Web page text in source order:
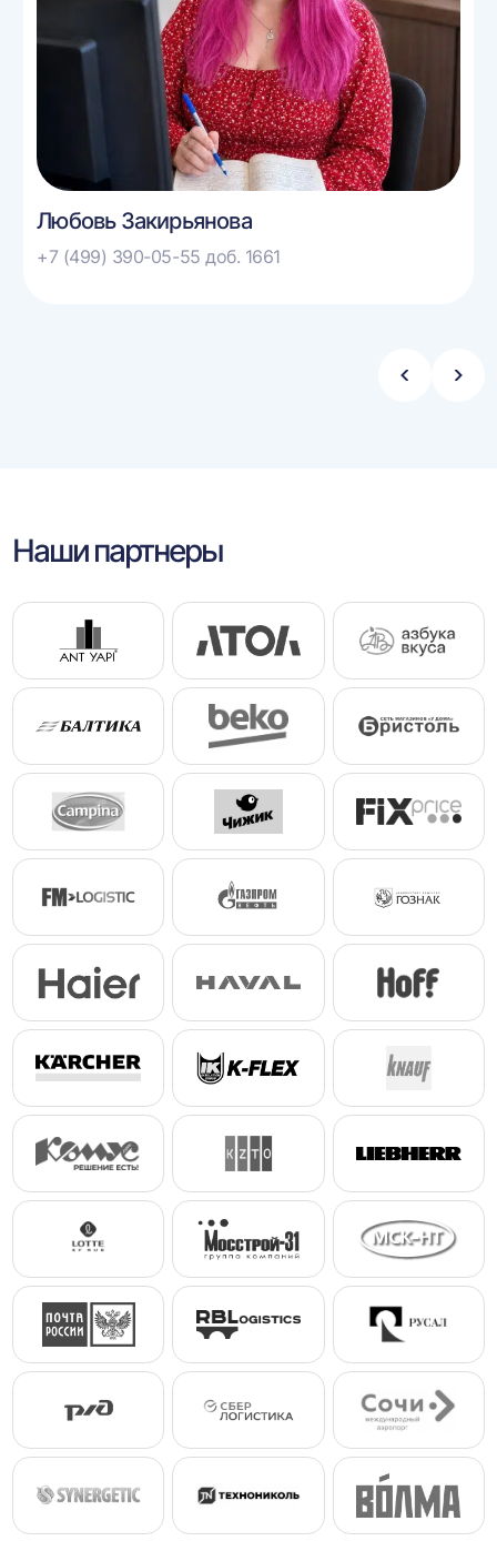
Любовь Закирьянова
+7 (499) 390-05-55 доб. 1661
Стрелка
Наши партнеры